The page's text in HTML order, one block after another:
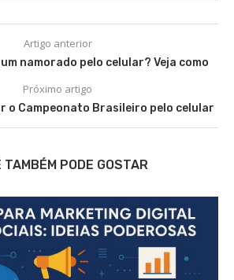
Artigo anterior
namorado pelo celular? Veja como
Próximo artigo
o Campeonato Brasileiro pelo celular
TAMBÉM PODE GOSTAR